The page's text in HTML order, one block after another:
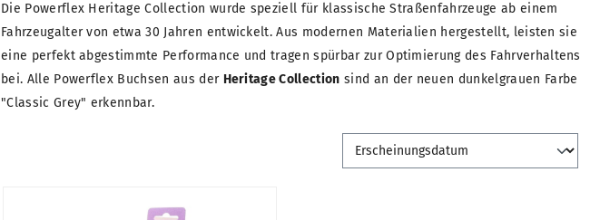
Die Powerflex Heritage Collection wurde speziell für klassische Straßenfahrzeuge ab einem
Fahrzeugalter von etwa 30 Jahren entwickelt. Aus modernen Materialien hergestellt, leisten sie
eine perfekt abgestimmte Performance und tragen spürbar zur Optimierung des Fahrverhaltens
bei. Alle Powerflex Buchsen aus der Heritage Collection sind an der neuen dunkelgrauen Farbe
"Classic Grey" erkennbar.